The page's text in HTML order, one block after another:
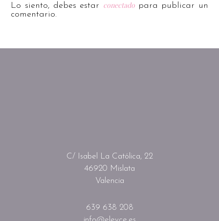
Lo siento, debes estar conectadopara publicar un
comentario.
C/ Isabel La Católica, 22
46920 Mislata
Valencia
639 638 208